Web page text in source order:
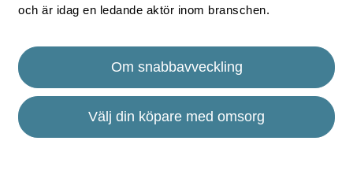
och är idag en ledande aktör inom branschen.
Om snabbavveckling
Välj din köpare med omsorg